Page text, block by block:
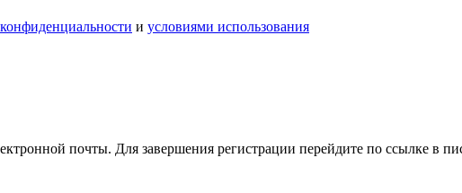
и условиями использования
почты. Для завершения регистрации перейдите по ссылке в